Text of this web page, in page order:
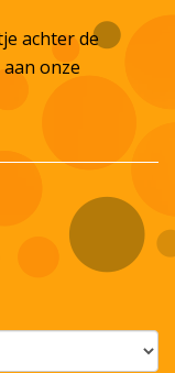
achter de
onze